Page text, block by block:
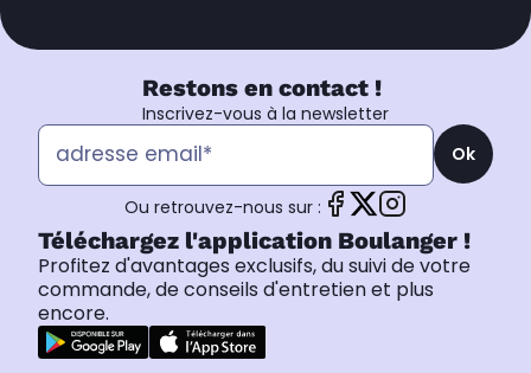
Restons en contact !
Inscrivez-vous à la newsletter
Ok
Ou retrouvez-nous sur :
Téléchargez l'application Boulanger !
Profitez d'avantages exclusifs, du suivi de votre
commande, de conseils d'entretien et plus
encore.